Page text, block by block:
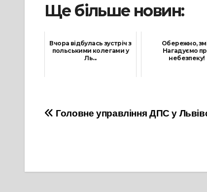
Ще більше новин:
Вчора відбулась зустріч з
польськими колегами у
Ль...
Обережно,
Нагадуємо
небезпеку!
Навігація
Головне управління ДПС у